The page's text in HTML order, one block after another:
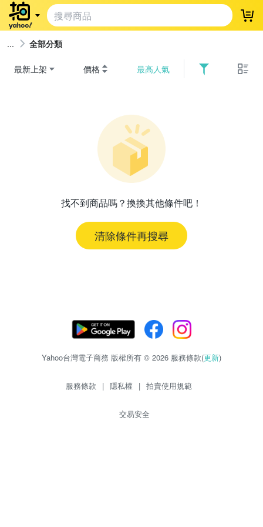
登
全部分類
最新上架 價格 最高人氣
找不到商品嗎？換換其他條件吧！
清除條件再搜尋
Yahoo台灣電子商務 版權所有 © 2026 服務條款(更新)
服務條款 | 隱私權 | 拍賣使用規範
交易安全